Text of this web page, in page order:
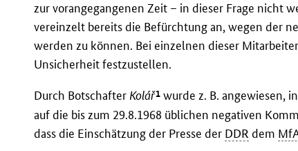
zur vorangegangenen Zeit – in dieser Frage nicht
vereinzelt bereits die Befürchtung an, wegen der
werden zu können. Bei einzelnen dieser
Unsicherheit festzustellen.
Durch Botschafter Kolář1 wurde z. B. angewiesen,
auf die bis zum 29.8.1968 üblichen negativen
dass die Einschätzung der Presse der DDR dem